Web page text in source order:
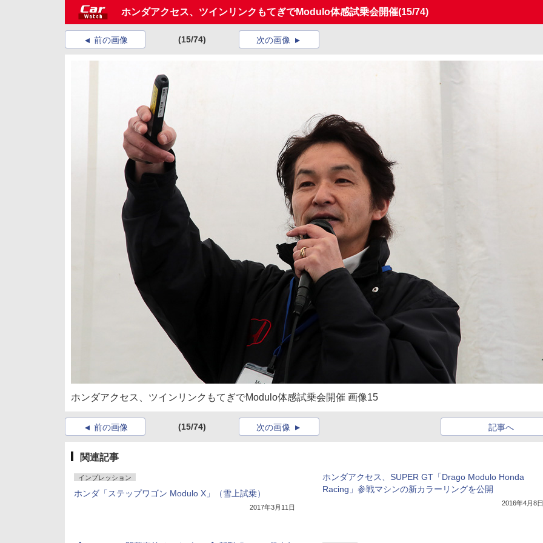
ホンダアクセス、ツインリンクもてぎでModulo体感試乗会開催(15/74)
前の画像 (15/74) 次の画像
ホンダアクセス、ツインリンクもてぎでModulo体感試乗会開催 画像15
前の画像 (15/74) 記事へ
次の画像
関連記事
インプレッション
ホンダ「ステップワゴン Modulo X」（雪上試乗）
2017年3月11日
ホンダアクセス、SUPER GT「Drago Modulo Honda
Racing」参戦マシンの新カラーリングを公開
2016年4月8日